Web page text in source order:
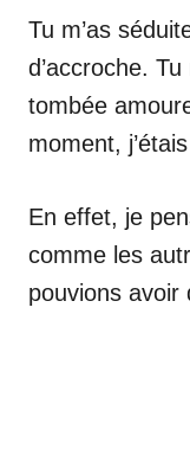
Tu m’as
d’accroche.
tombée
moment,
En effet, je
comme les
pouvions avoir